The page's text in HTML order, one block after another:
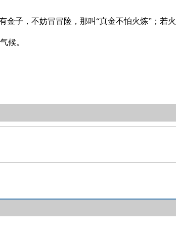
子，不妨冒冒险，那叫“真金不怕火炼”；若
候。